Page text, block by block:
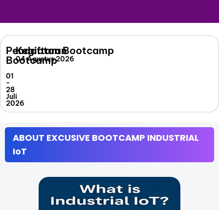
Pendaftaran
Bootcamp
01
-
28
Juli
2026
Kegiatan Bootcamp
04 Agustus 2026
ABOUT EXCUSIVE BOOTCAMP INDUSTRIAL
IoT